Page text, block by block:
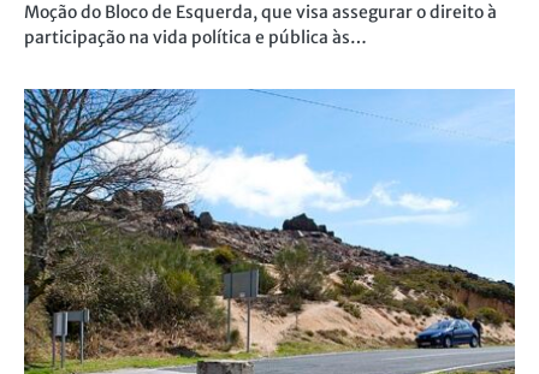
Moção do Bloco de Esquerda, que visa assegurar o direito à
participação na vida política e pública às…